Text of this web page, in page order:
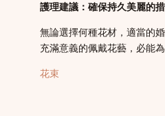
護理建議：確保持久美麗的
無論選擇何種花材，適當的
充滿意義的佩戴花藝，必能
花束